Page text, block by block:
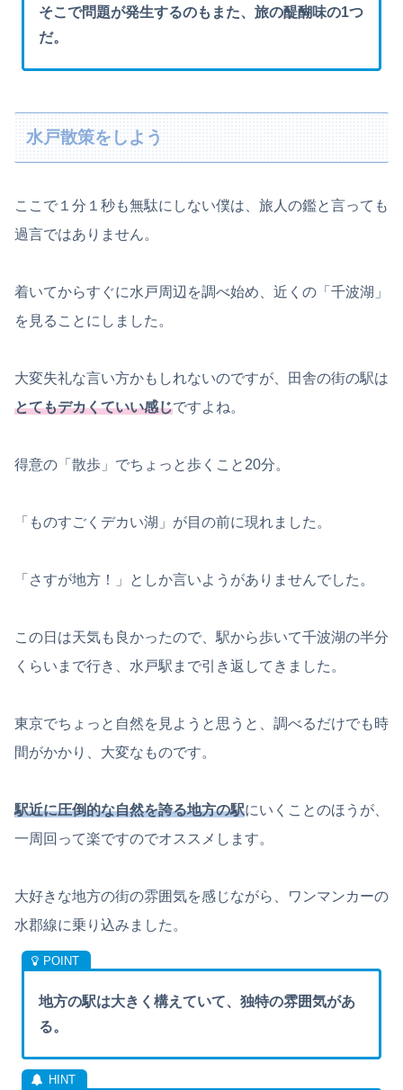
そこで問題が発生するのもまた、旅の醍醐味の1つ
だ。
水戸散策をしよう
ここで１分１秒も無駄にしない僕は、旅人の鑑と言っても
過言ではありません。
着いてからすぐに水戸周辺を調べ始め、近くの「千波湖」
を見ることにしました。
大変失礼な言い方かもしれないのですが、田舎の街の駅は
とてもデカくていい感じですよね。
得意の「散歩」でちょっと歩くこと20分。
「ものすごくデカい湖」が目の前に現れました。
「さすが地方！」としか言いようがありませんでした。
この日は天気も良かったので、駅から歩いて千波湖の半分
くらいまで行き、水戸駅まで引き返してきました。
東京でちょっと自然を見ようと思うと、調べるだけでも時
間がかかり、大変なものです。
駅近に圧倒的な自然を誇る地方の駅にいくことのほうが、
一周回って楽ですのでオススメします。
大好きな地方の街の雰囲気を感じながら、ワンマンカーの
水郡線に乗り込みました。
地方の駅は大きく構えていて、独特の雰囲気があ
る。